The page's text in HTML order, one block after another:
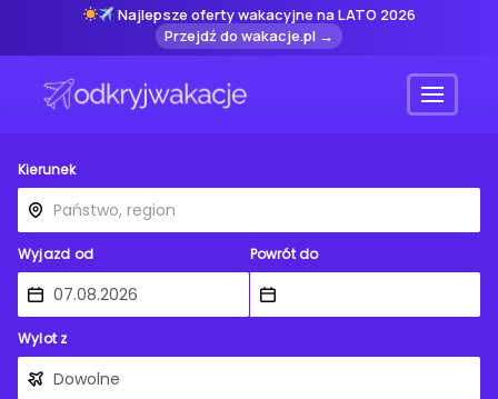
Najlepsze oferty wakacyjne na LATO 2026
Przejdź do wakacje.pl →
Menu
Kierunek
Wyjazd od Powrót do
Wylot z